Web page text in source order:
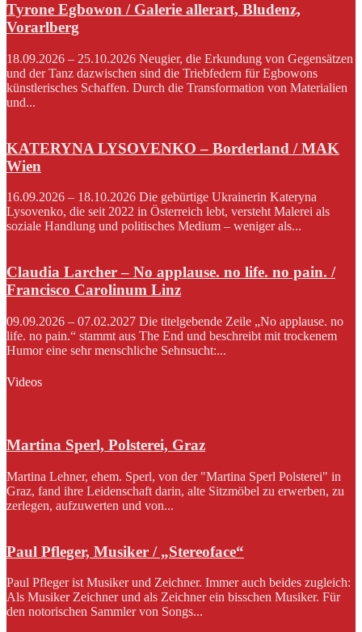
Tyrone Egbowon / Galerie allerart, Bludenz,
Vorarlberg
18.09.2026 – 25.10.2026 Neugier, die Erkundung von Gegensätzen
und der Tanz dazwischen sind die Triebfedern für Egbowons
künstlerisches Schaffen. Durch die Transformation von Materialien
und...
KATERYNA LYSOVENKO – Borderland / MAK
Wien
16.09.2026 – 18.10.2026 Die gebürtige Ukrainerin Kateryna
Lysovenko, die seit 2022 in Österreich lebt, versteht Malerei als
soziale Handlung und politisches Medium – weniger als...
Claudia Larcher – No applause. no life. no pain. /
Francisco Carolinum Linz
09.09.2026 – 07.02.2027 Die titelgebende Zeile „No applause. no
life. no pain.“ stammt aus The End und beschreibt mit trockenem
Humor eine sehr menschliche Sehnsucht:...
Videos
Martina Sperl, Polsterei, Graz
Martina Lehner, ehem. Sperl, von der "Martina Sperl Polsterei" in
Graz, fand ihre Leidenschaft darin, alte Sitzmöbel zu erwerben, zu
zerlegen, aufzuwerten und von...
Paul Pfleger, Musiker / „Stereoface“
Paul Pfleger ist Musiker und Zeichner. Immer auch beides zugleich:
Als Musiker Zeichner und als Zeichner ein bisschen Musiker. Für
den notorischen Sammler von Songs...